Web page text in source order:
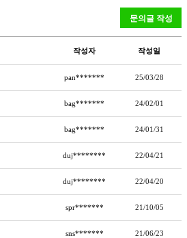
작성자 작성일
pan******* 25/03/28
bag******* 24/02/01
bag******* 24/01/31
duj******** 22/04/21
duj******** 22/04/20
spr******* 21/10/05
sns******* 21/06/23